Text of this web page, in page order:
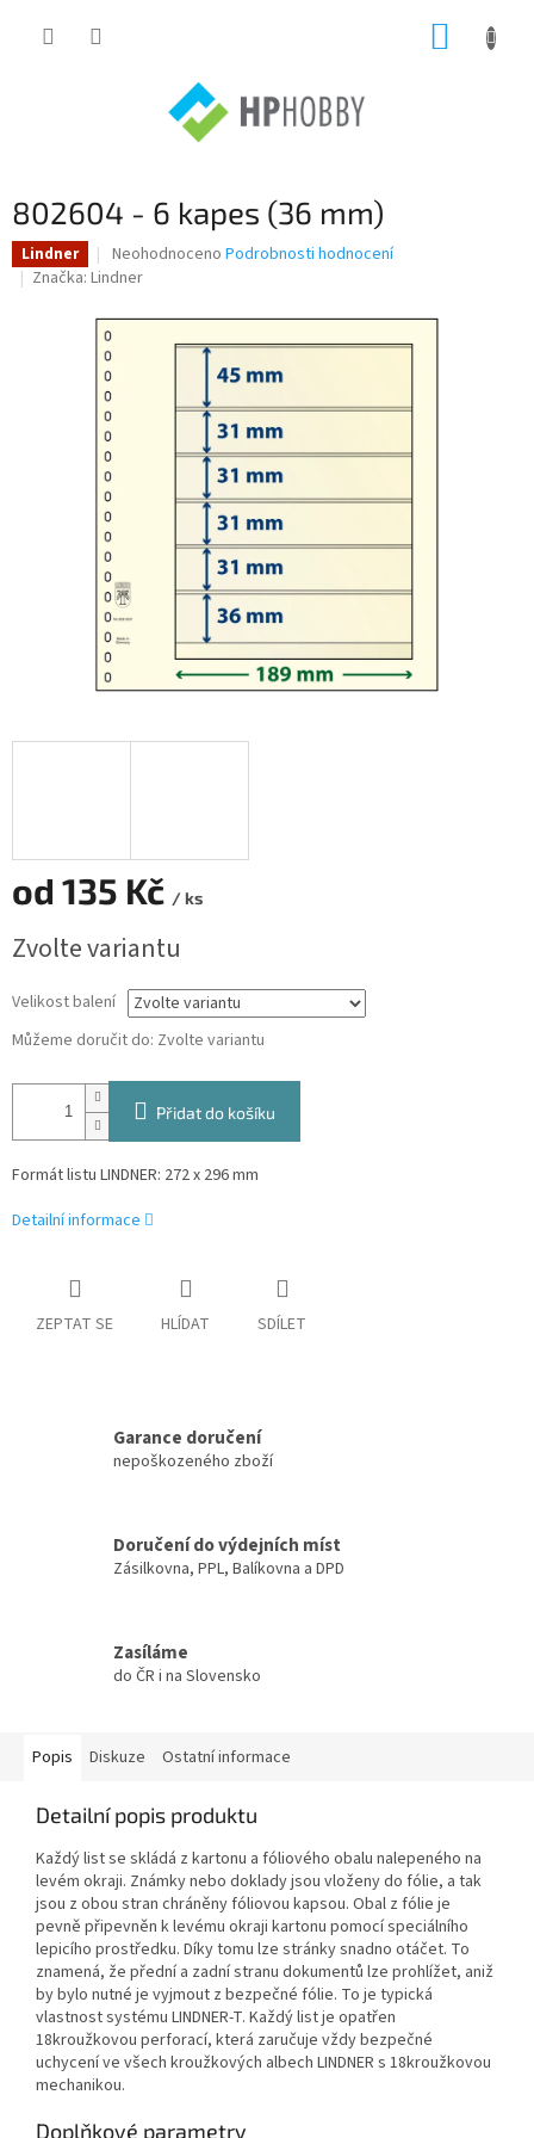
802604 - 6 kapes (36 mm)
Lindner
Průměrné
hodnocení
je
0,0
z
5
hvězdiček.
Neohodnoceno Podrobnosti hodnocení
Značka: Lindner
od 135 Kč / ks
cena:
Zvolte variantu
Velikost balení
Můžeme doručit do: Zvolte variantu
Přidat do košíku
Formát listu LINDNER: 272 x 296 mm
Detailní informace
ZEPTAT SE HLÍDAT SDÍLET
Garance doručení
nepoškozeného zboží
Doručení do výdejních míst
Zásilkovna, PPL, Balíkovna a DPD
Zasíláme
do ČR i na Slovensko
Popis Diskuze Ostatní informace
Detailní popis produktu
Každý list se skládá z kartonu a fóliového obalu nalepeného na
levém okraji. Známky nebo doklady jsou vloženy do fólie, a tak
jsou z obou stran chráněny fóliovou kapsou. Obal z fólie je
pevně připevněn k levému okraji kartonu pomocí speciálního
lepicího prostředku. Díky tomu lze stránky snadno otáčet. To
znamená, že přední a zadní stranu dokumentů lze prohlížet, aniž
by bylo nutné je vyjmout z bezpečné fólie. To je typická
vlastnost systému LINDNER-T. Každý list je opatřen
18kroužkovou perforací, která zaručuje vždy bezpečné
uchycení ve všech kroužkových albech LINDNER s 18kroužkovou
mechanikou.
Doplňkové parametry